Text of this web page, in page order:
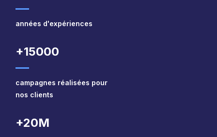
années d'expériences
+15000
campagnes réalisées pour
nos clients
+20M